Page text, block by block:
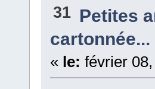
31 Petites
cartonnée...
« le: février